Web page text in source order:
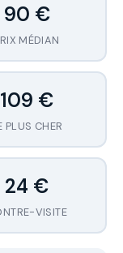
90 €
MÉDIAN
109 €
PLUS CHER
24 €
VISITE